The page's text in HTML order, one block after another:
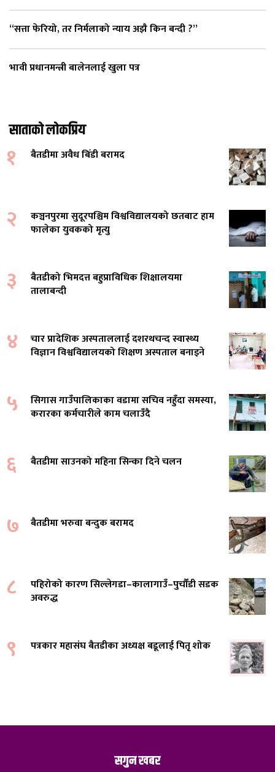
“सत्ता फेरियो, तर निर्मलाको न्याय अझै किन बन्दी ?”
भावी प्रधानमन्त्री बालेनलाई खुला पत्र
साताको लोकप्रिय
१ बैतडीमा अवैध बिँडी बरामद
२
कञ्चनपुरमा सुदूरपश्चिम विश्वविद्यालयको छतबाट हाम
फालेका युवकको मृत्यु
३
बैतडीको भिमदत्त बहुप्राविधिक शिक्षालयमा
तालाबन्दी
४
चार प्रादेशिक अस्पताललाई दशरथचन्द स्वास्थ्य
विज्ञान विश्वविद्यालयको शिक्षण अस्पताल बनाइने
५
सिगास गाउँपालिकाका वडामा सचिव नहुँदा समस्या,
करारका कर्मचारीले काम चलाउँदै
६ बैतडीमा साउनको महिना सिन्का दिने चलन
७ बैतडीमा भरुवा बन्दुक बरामद
८
पहिरोको कारण सिल्लेगडा–कालागाउँ–पुर्चौंडी सडक
अवरुद्ध
९ पत्रकार महासंघ बैतडीका अध्यक्ष बडूलाई पितृ शोक
सगुन खबर